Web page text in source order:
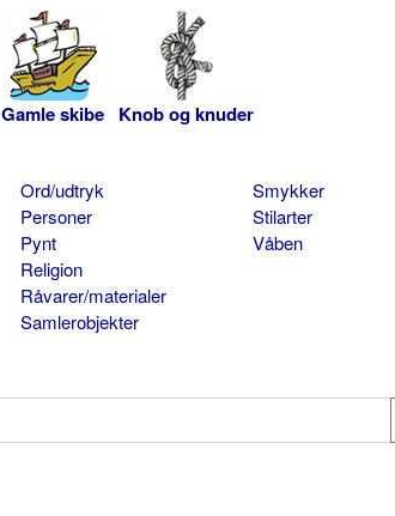
Gamle skibe Knob og knuder
Ord/udtryk
Personer
Pynt
Religion
Råvarer/materialer
Samlerobjekter
Smykker
Stilarter
Våben